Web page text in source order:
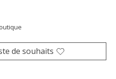
de souhaits